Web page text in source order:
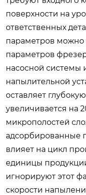
поверхности на
ответственных
параметров можно
параметров
насосной системы
напылительной
оставляет
увеличивается на
микрополостей
адсорбированные
влияет на цикл
единицы
игнорируют этот
скорости